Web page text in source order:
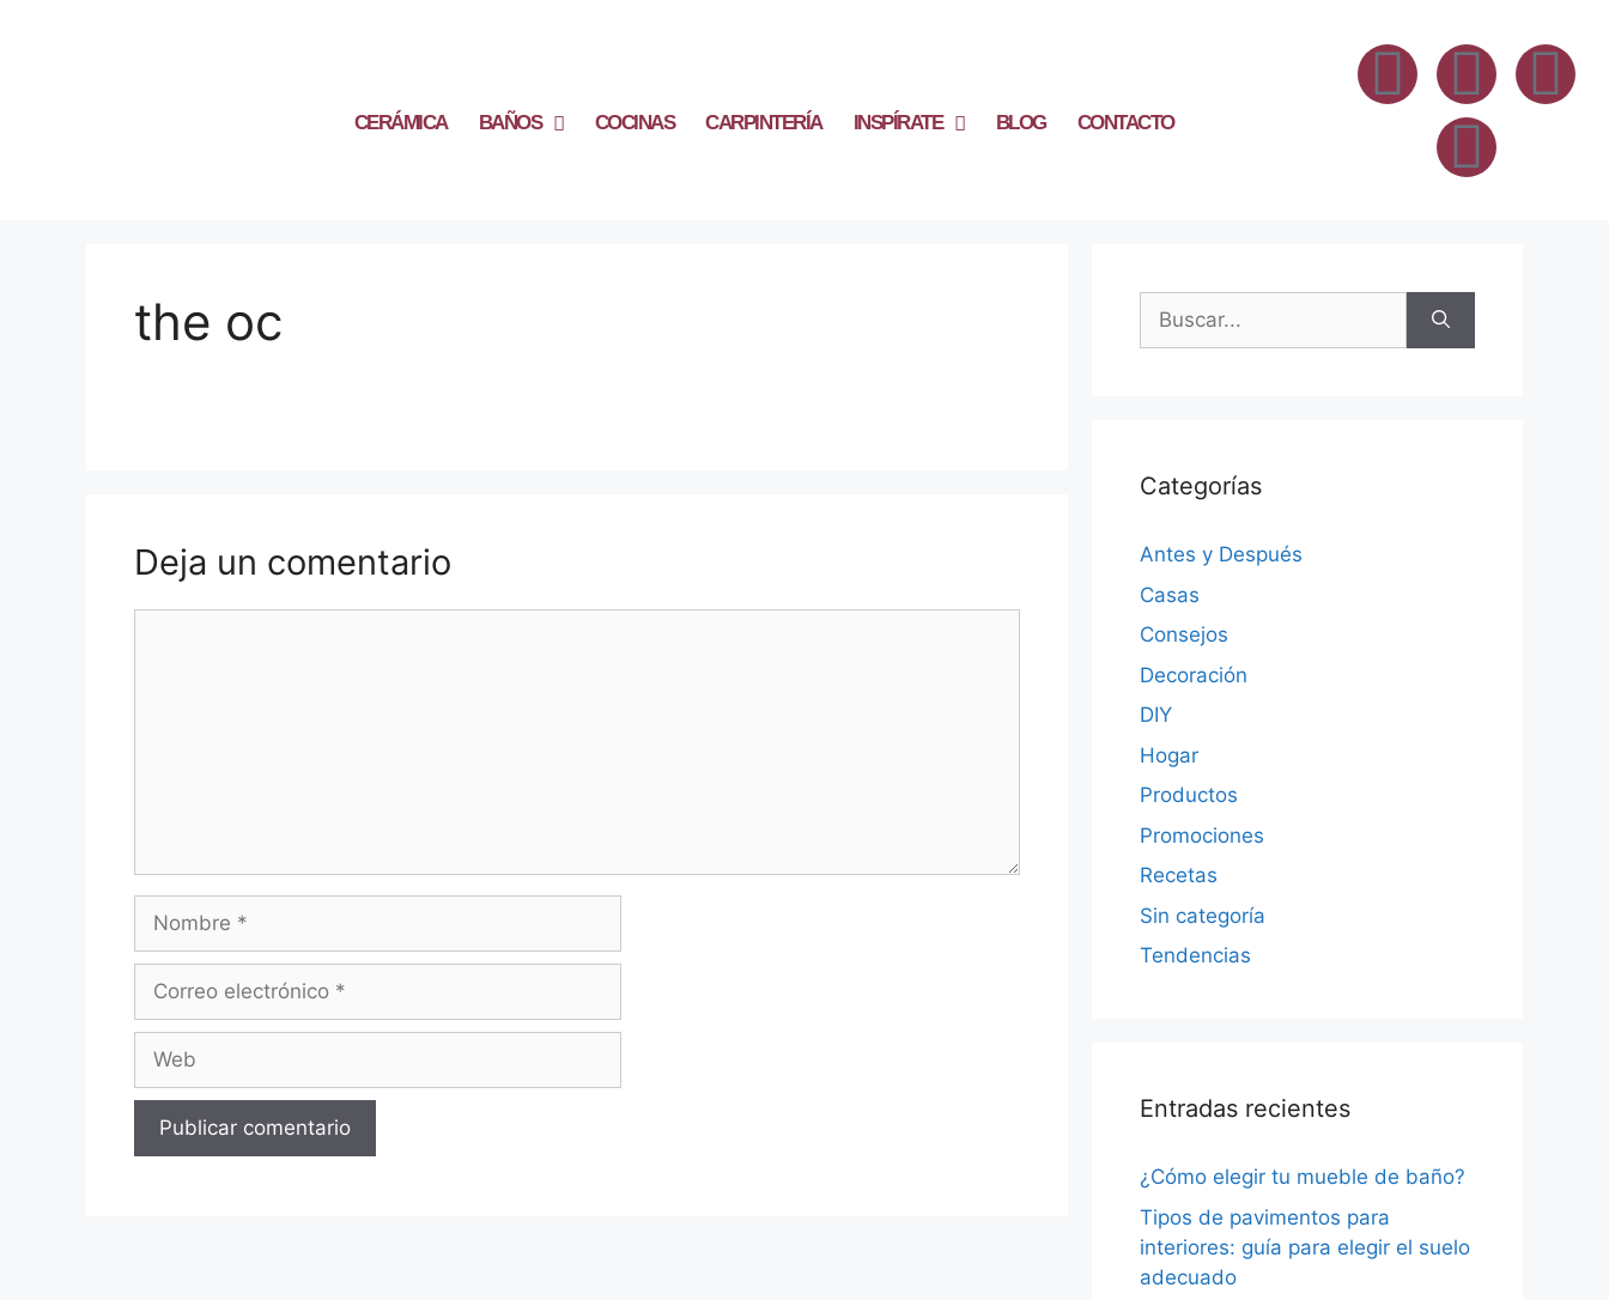
CERÁMICA BAÑOS COCINAS CARPINTERÍA INSPÍRATE BLOG CONTACTO
the oc
Deja un comentario
Categorías
Antes y Después
Casas
Consejos
Decoración
DIY
Hogar
Productos
Promociones
Recetas
Sin categoría
Tendencias
Entradas recientes
¿Cómo elegir tu mueble de baño?
Tipos de pavimentos para
interiores: guía para elegir el suelo
adecuado